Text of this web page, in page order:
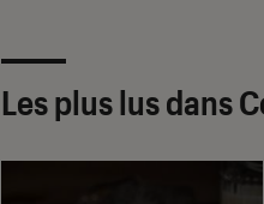
Les plus lus dans